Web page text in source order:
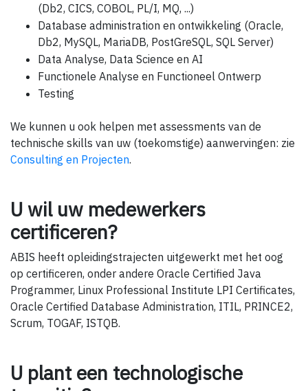
(Db2, CICS, COBOL, PL/I, MQ, ...)
Database administration en ontwikkeling (Oracle,
Db2, MySQL, MariaDB, PostGreSQL, SQL Server)
Data Analyse, Data Science en AI
Functionele Analyse en Functioneel Ontwerp
Testing
We kunnen u ook helpen met assessments van de
technische skills van uw (toekomstige) aanwervingen: zie
Consulting en Projecten.
U wil uw medewerkers
certificeren?
ABIS heeft opleidingstrajecten uitgewerkt met het oog
op certificeren, onder andere Oracle Certified Java
Programmer, Linux Professional Institute LPI Certificates,
Oracle Certified Database Administration, ITIL, PRINCE2,
Scrum, TOGAF, ISTQB.
U plant een technologische